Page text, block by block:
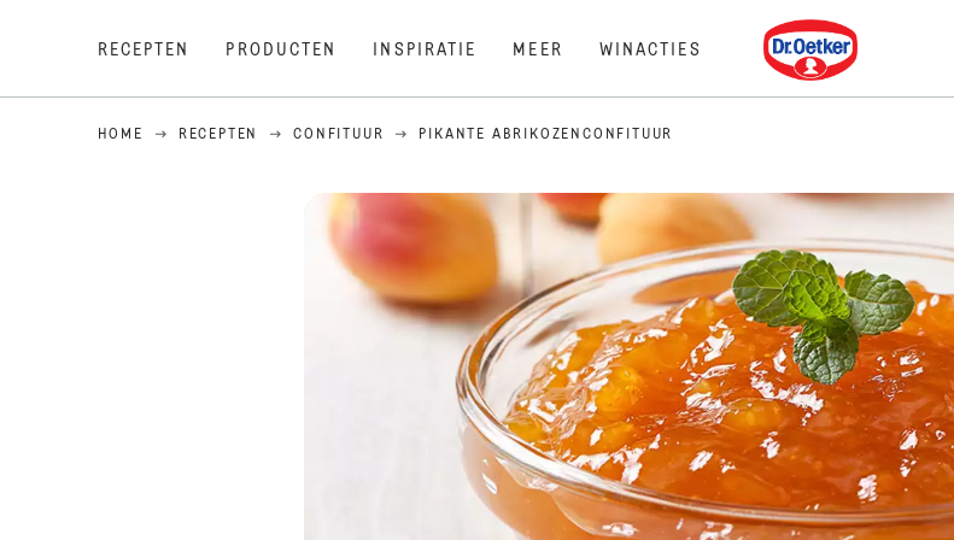
RECEPTEN PRODUCTEN INSPIRATIE MEER WINACTIES
Dr. Oetker
HOME RECEPTEN CONFITUUR PIKANTE ABRIKOZENCONFITUUR